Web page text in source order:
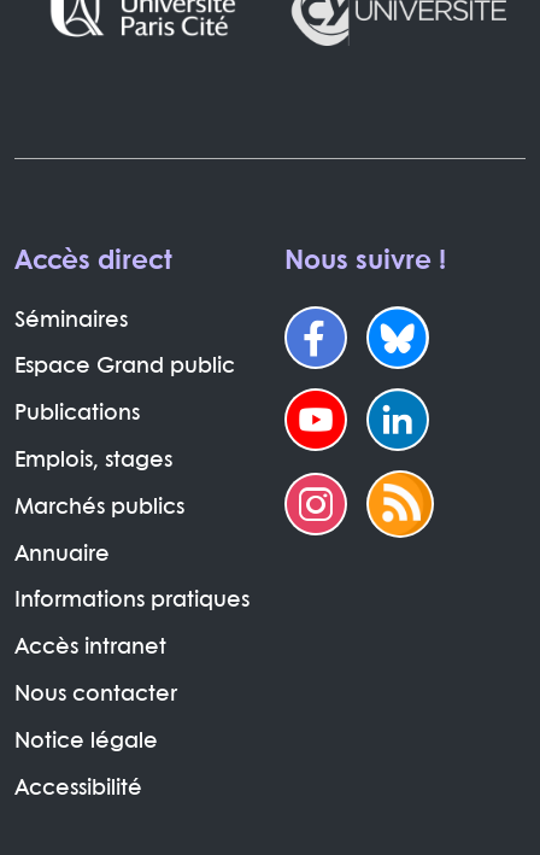
Accès direct
Séminaires
Espace Grand public
Publications
Emplois, stages
Marchés publics
Annuaire
Informations pratiques
Accès intranet
Nous contacter
Notice légale
Accessibilité
Nous suivre !